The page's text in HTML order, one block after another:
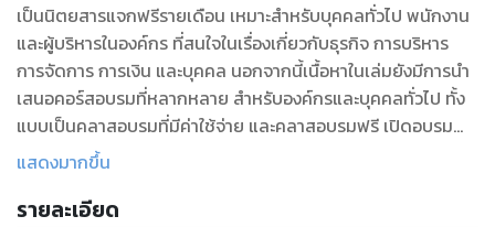
เป็นนิตยสารแจกฟรีรายเดือน เหมาะสำหรับบุคคลทั่วไป พนักงาน
และผู้บริหารในองค์กร ที่สนใจในเรื่องเกี่ยวกับธุรกิจ การบริหาร
การจัดการ การเงิน และบุคคล นอกจากนี้เนื้อหาในเล่มยังมีการนำ
เสนอคอร์สอบรมที่หลากหลาย สำหรับองค์กรและบุคคลทั่วไป ทั้ง
แบบเป็นคลาสอบรมที่มีค่าใช้จ่าย และคลาสอบรมฟรี เปิดอบรม
เป็นประจำทุกเดือน
แสดงมากขึ้น
รายละเอียด